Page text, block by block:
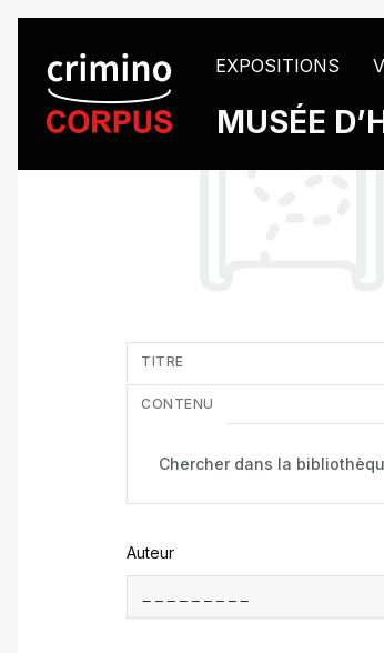
EXPOSITIONS
MUSÉE
TITRE
CONTENU
Auteur
Panneau de gestion des cookies